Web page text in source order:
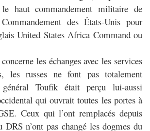
le haut commandement militaire de
des États-Unis pour
United States Africa Command ou
les échanges avec les services
les russes ne font pas totalement
Toufik était perçu lui-aussi
qui ouvrait toutes les portes à
Ceux qui l’ont remplacés depuis
n’ont pas changé les dogmes du